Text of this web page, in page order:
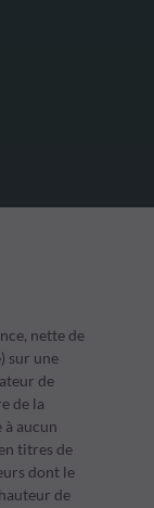
nette de
sur une
de
de la
à aucun
titres de
dont le
de